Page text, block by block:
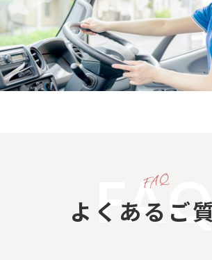
FAQ
よくあるご